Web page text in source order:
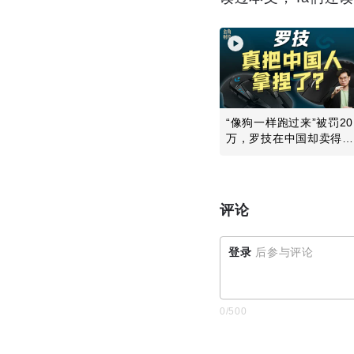
“像狗一样跑过来”被罚20
万，罗技在中国却卖得更
评论
登录 后参与评论
0/500